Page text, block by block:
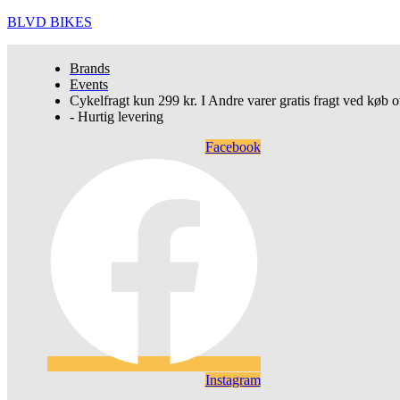
BLVD BIKES
Brands
Events
Cykelfragt kun 299 kr. I Andre varer gratis fragt ved køb
- Hurtig levering
Facebook
Instagram